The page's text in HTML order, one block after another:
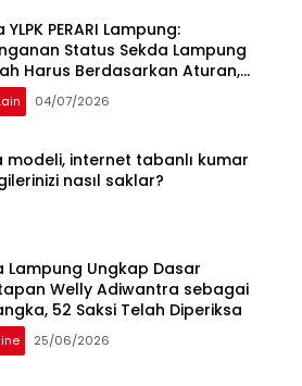
YLPK PERARI Lampung:
Status Sekda Lampung
Harus Berdasarkan Aturan,
Tekanan Opini
04/07/2026
modeli, internet tabanlı kumar
nasıl saklar?
Lampung Ungkap Dasar
Welly Adiwantra sebagai
52 Saksi Telah Diperiksa
25/06/2026